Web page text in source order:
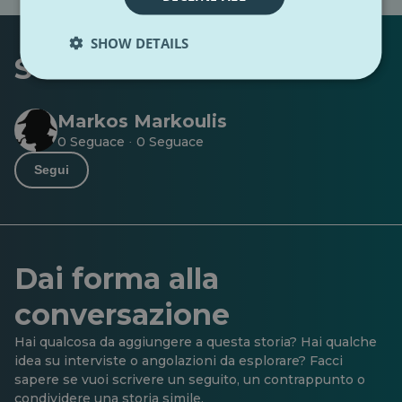
Scritto da
Markos Markoulis
0 Seguace · 0 Seguace
Segui
Dai forma alla
conversazione
Hai qualcosa da aggiungere a questa storia? Hai qualche
idea su interviste o angolazioni da esplorare? Facci
sapere se vuoi scrivere un seguito, un contrappunto o
condividere una storia simile.
SHOW DETAILS